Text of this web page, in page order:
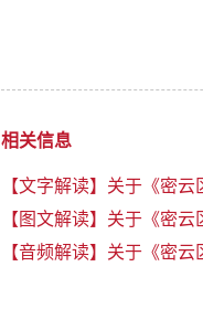
相关信息
【文字解读】关于《密
【图文解读】关于《密
【音频解读】关于《密